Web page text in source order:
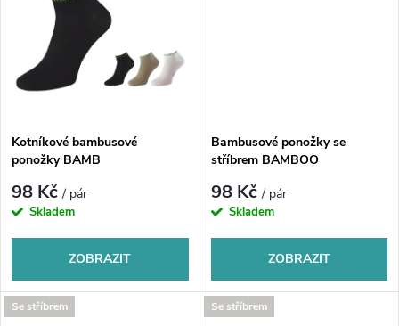
t
t
ů
Kotníkové bambusové
ponožky BAMB
98 Kč/ pár
Skladem
ZOBRAZIT
Bambusové ponožky se
stříbrem BAMBOO
98 Kč/ pár
Skladem
ZOBRAZIT
Se stříbrem Se stříbrem